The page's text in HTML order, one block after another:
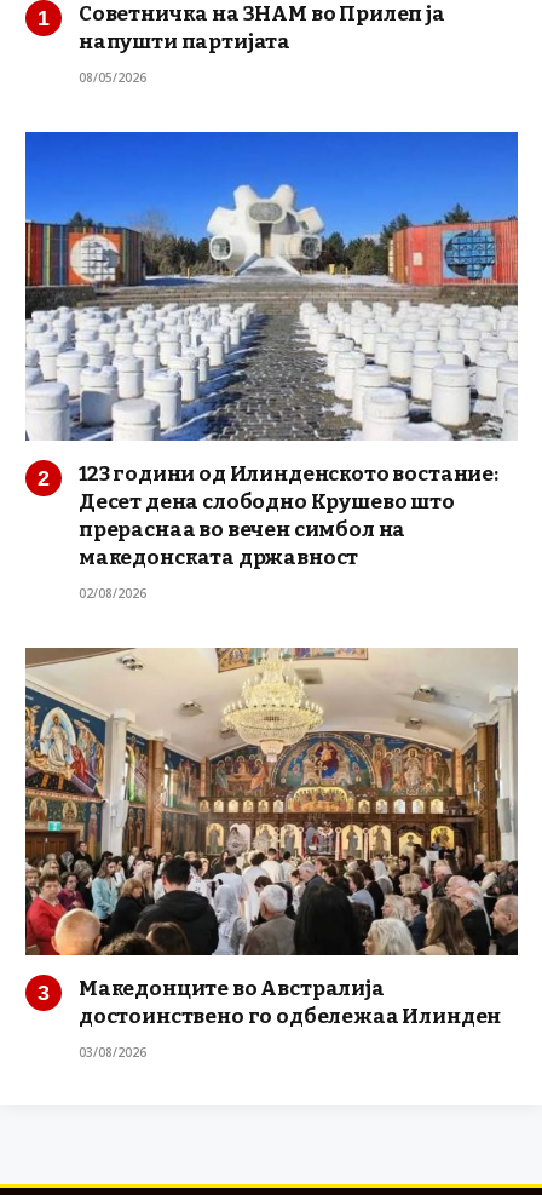
Советничка на ЗНАМ во Прилеп ја
напушти партијата
08/05/2026
123 години од Илинденското востание:
Десет дена слободно Крушево што
прераснаа во вечен симбол на
македонската државност
02/08/2026
Македонците во Австралија
достоинствено го одбележаа Илинден
03/08/2026